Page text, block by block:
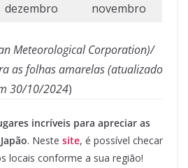
dezembro
novembro
Meteorological Corporation)/
as folhas amarelas (atualizado
30/10/2024)
incríveis para apreciar as
. Neste site, é possível checar
locais conforme a sua região!